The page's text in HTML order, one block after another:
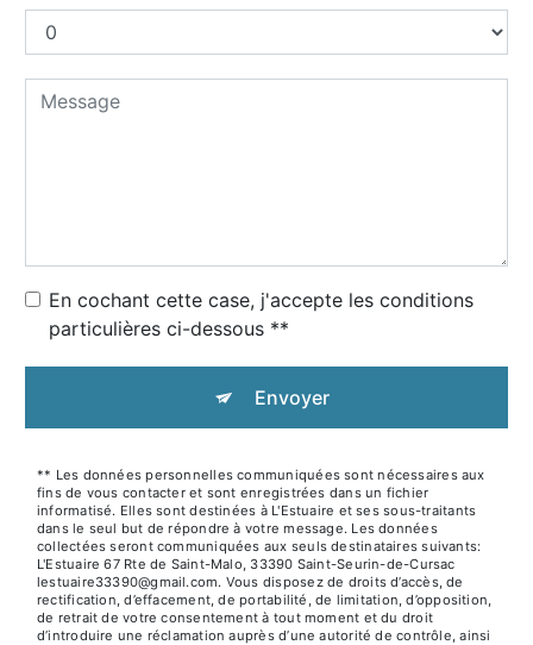
En cochant cette case, j'accepte les conditions
particulières ci-dessous **
Envoyer
** Les données personnelles communiquées sont nécessaires aux
fins de vous contacter et sont enregistrées dans un fichier
informatisé. Elles sont destinées à L'Estuaire et ses sous-traitants
dans le seul but de répondre à votre message. Les données
collectées seront communiquées aux seuls destinataires suivants:
L'Estuaire 67 Rte de Saint-Malo, 33390 Saint-Seurin-de-Cursac
lestuaire33390@gmail.com. Vous disposez de droits d’accès, de
rectification, d’effacement, de portabilité, de limitation, d’opposition,
de retrait de votre consentement à tout moment et du droit
d’introduire une réclamation auprès d’une autorité de contrôle, ainsi